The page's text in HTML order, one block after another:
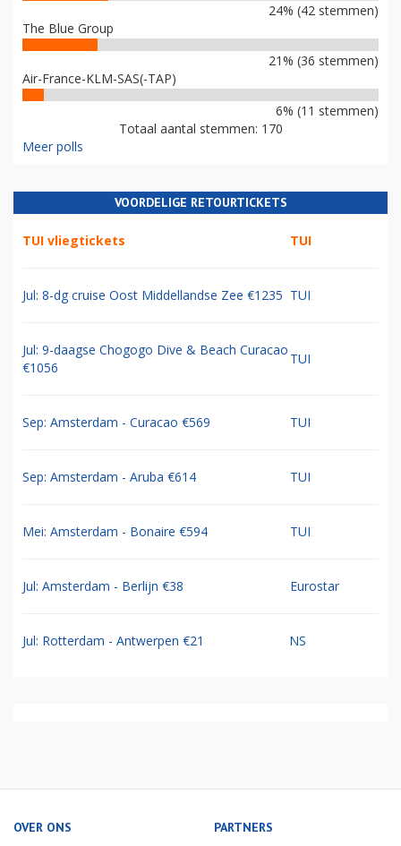
24% (42 stemmen)
The Blue Group
21% (36 stemmen)
Air-France-KLM-SAS(-TAP)
6% (11 stemmen)
Totaal aantal stemmen: 170
Meer polls
VOORDELIGE RETOURTICKETS
TUI vliegtickets TUI
Jul: 8-dg cruise Oost Middellandse Zee €1235 TUI
Jul: 9-daagse Chogogo Dive & Beach Curacao
€1056
TUI
Sep: Amsterdam - Curacao €569 TUI
Sep: Amsterdam - Aruba €614 TUI
Mei: Amsterdam - Bonaire €594 TUI
Jul: Amsterdam - Berlijn €38 Eurostar
Jul: Rotterdam - Antwerpen €21 NS
OVER ONS PARTNERS